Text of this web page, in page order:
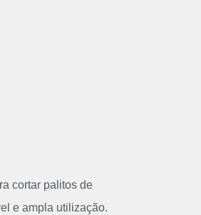
cortar palitos de
e ampla utilização.